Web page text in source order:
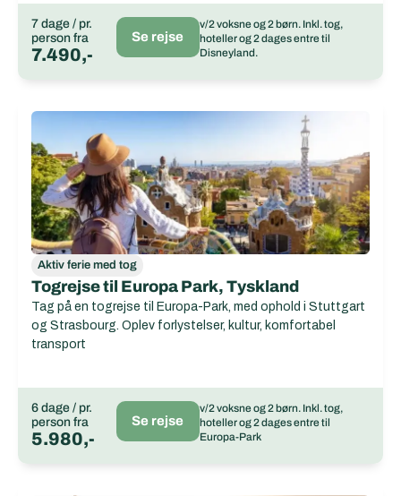
7 dage / pr.
person fra
7.490,-
Se rejse
v/2 voksne og 2 børn. Inkl. tog,
hoteller og 2 dages entre til
Disneyland.
Aktiv ferie med tog
Togrejse til Europa Park, Tyskland
Tag på en togrejse til Europa-Park, med ophold i Stuttgart
og Strasbourg. Oplev forlystelser, kultur, komfortabel
transport
6 dage / pr.
person fra
5.980,-
Se rejse
v/2 voksne og 2 børn. Inkl. tog,
hoteller og 2 dages entre til
Europa-Park